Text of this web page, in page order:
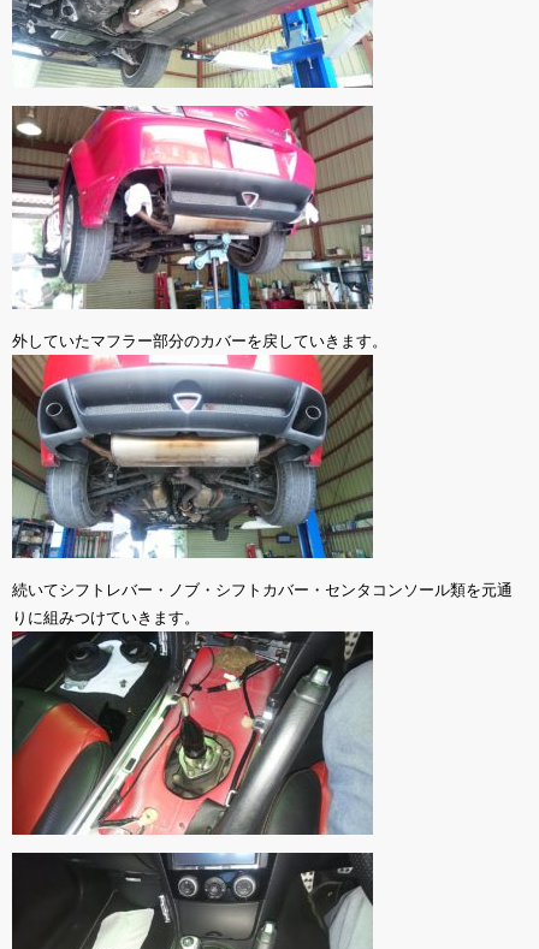
外していたマフラー部分のカバーを戻していきます。
続いてシフトレバー・ノブ・シフトカバー・センタコンソール類を元通
りに組みつけていきます。